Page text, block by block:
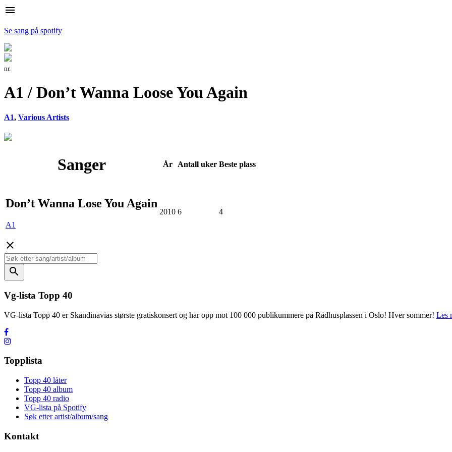
menu
Se sang på spotify
nr.
A1 / Don’t Wanna Loose You Again
A1, Various Artists
Sanger År Antall uker Beste plass
Don’t Wanna Lose You Again
A1
2010 6 4
close
search
Vg-lista Topp 40
VG-lista Topp 40 er Skandinavias største gratiskonsert og har opp mot 100 000 publikummere på Rådhusplassen i Oslo! Hver sommer! Les
Topplista
Topp 40 låter
Topp 40 album
Topp 40 radio
VG-lista på Spotify
Søk etter artist/album/sang
Kontakt